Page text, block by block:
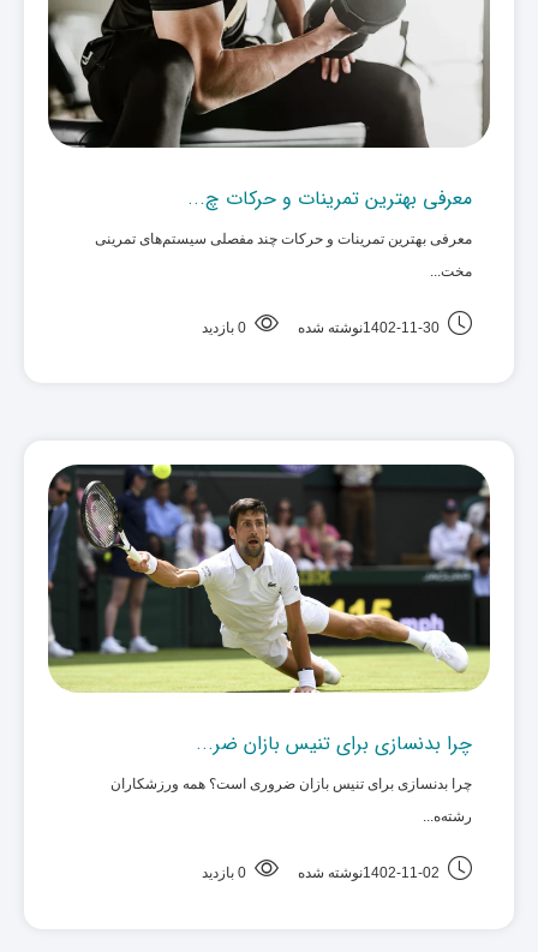
معرفی بهترین تمرینات و حرکات چ...
معرفی بهترین تمرینات و حرکات چند مفصلی سیستم‌های تمرینی
مخت... ‌
1402-11-30نوشته شده 0 بازدید
چرا بدنسازی برای تنیس بازان ضر...
چرا بدنسازی برای تنیس بازان ضروری است؟ همه ورزشکاران
رشته‌ه... ‌
1402-11-02نوشته شده 0 بازدید